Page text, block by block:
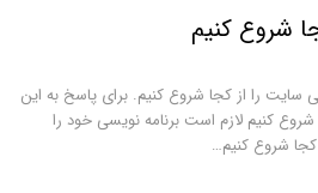
شروع کنیم. برای پاسخ به این
است برنامه نویسی خود را